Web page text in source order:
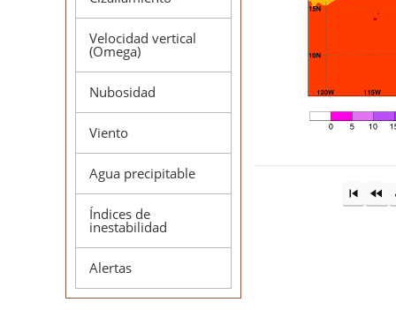
Velocidad vertical
(Omega)
Nubosidad
Viento
Agua precipitable
Índices de
inestabilidad
Alertas